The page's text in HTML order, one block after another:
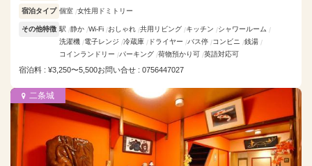
宿泊タイプ 個室 女性用ドミトリー
その他特徴 駅 静か Wi-Fi おしゃれ 共用リビング キッチン
シャワールーム
洗濯機
電子レンジ 冷蔵庫 ドライヤー バス停 コンビニ
銭湯
コインランドリー
パーキング 荷物預かり可 英語対応可
宿泊料 : ¥3,250〜5,500お問い合せ : 0756447027
二条城